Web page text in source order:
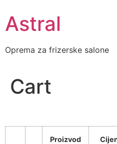
content
Astral
Oprema za frizerske salone
Cart
Proizvod